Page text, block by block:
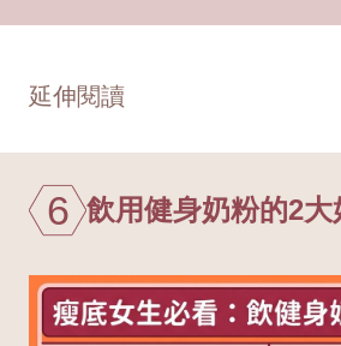
延伸閱讀
6 飲用健身奶粉的2大